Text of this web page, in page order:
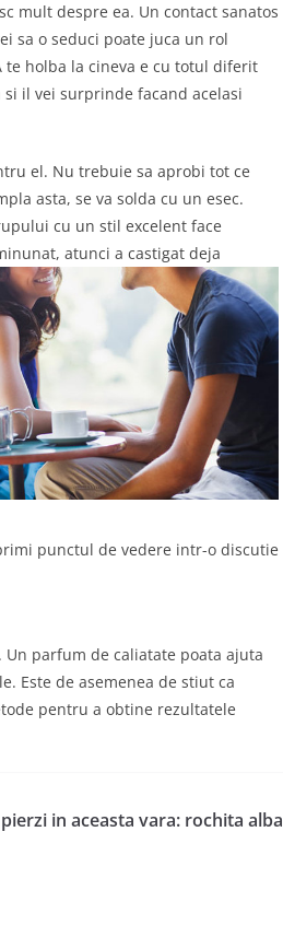
mult despre ea. Un contact sanatos
sa o seduci poate juca un rol
holba la cineva e cu totul diferit
il vei surprinde facand acelasi
el. Nu trebuie sa aprobi tot ce
asta, se va solda cu un esec.
cu un stil excelent face
atunci a castigat deja
punctul de vedere intr-o discutie
parfum de caliatate poata ajuta
Este de asemenea de stiut ca
pentru a obtine rezultatele
pierzi in aceasta vara: rochita alba